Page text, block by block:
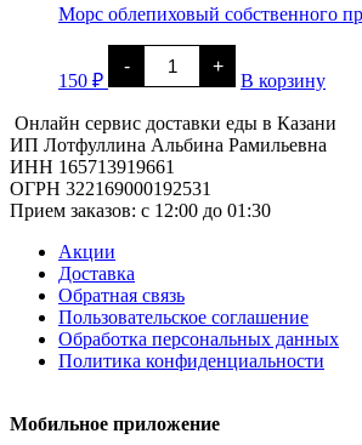
Морс облепиховый собственного
150 ₽
-
Количество
товара
Морс
+
В корзину
Онлайн сервис доставки еды в Казани
ИП Лотфуллина Альбина Рамильевна
ИНН 165713919661
ОГРН 322169000192531
Прием заказов: c 12:00 до 01:30
Акции
Доставка
Обратная связь
Пользовательское соглашение
Обработка персональных данных
Политика конфиденциальности
Мобильное приложение